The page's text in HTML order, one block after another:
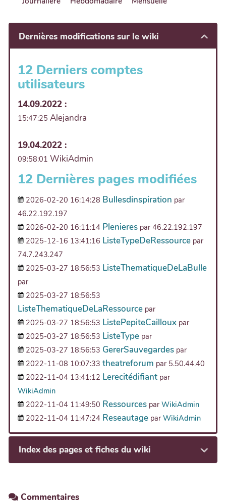
Dernières modifications sur le wiki
12 Derniers comptes
utilisateurs
14.09.2022 :
15:47:25 Alejandra
19.04.2022 :
09:58:01 WikiAdmin
12 Dernières pages modifiées
2026-02-20 16:14:28 Bullesdinspiration par
46.22.192.197
2026-02-20 16:11:14 Plenieres par 46.22.192.197
2025-12-16 13:41:16 ListeTypeDeRessource par
74.7.243.247
2025-03-27 18:56:53 ListeThematiqueDeLaBulle
par
2025-03-27 18:56:53
ListeThematiqueDeLaRessource par
2025-03-27 18:56:53 ListePepiteCailloux par
2025-03-27 18:56:53 ListeType par
2025-03-27 18:56:53 GererSauvegardes par
2022-11-08 10:07:33 theatreforum par 5.50.44.40
2022-11-04 13:41:12 Lerecitédifiant par
WikiAdmin
2022-11-04 11:49:50 Ressources par WikiAdmin
2022-11-04 11:47:24 Reseautage par WikiAdmin
Index des pages et fiches du wiki
Commentaires